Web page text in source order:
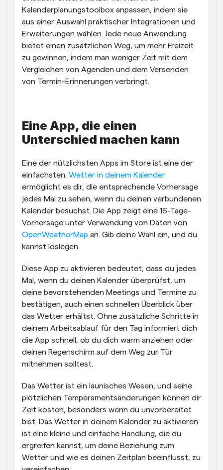
Kalenderplanungstoolbox anpassen, indem sie
aus einer Auswahl praktischer Integrationen und
Erweiterungen wählen. Jede neue Anwendung
bietet einen zusätzlichen Weg, um mehr Freizeit
zu gewinnen, indem man weniger Zeit mit dem
Vergleichen von Agenden und dem Versenden
von Termin-Erinnerungen verbringt.
Eine App, die einen
Unterschied machen kann
Eine der nützlichsten Apps im Store ist eine der
einfachsten. Wetter in deinem Kalender
ermöglicht es dir, die entsprechende Vorhersage
jedes Mal zu sehen, wenn du deinen verbundenen
Kalender besuchst. Die App zeigt eine 16-Tage-
OpenWeatherMap an. Gib deine Wahl ein, und du
kannst loslegen.
Diese App zu aktivieren bedeutet, dass du jedes
Mal, wenn du deinen Kalender überprüfst, um
deine bevorstehenden Meetings und Termine zu
bestätigen, auch einen schnellen Überblick über
das Wetter erhältst. Ohne zusätzliche Schritte in
deinem Arbeitsablauf für den Tag informiert dich
die App schnell, ob du dich warm anziehen oder
deinen Regenschirm auf dem Weg zur Tür
mitnehmen solltest.
Das Wetter ist ein launisches Wesen, und seine
plötzlichen Temperamentsänderungen können dir
Zeit kosten, besonders wenn du unvorbereitet
bist. Das Wetter in deinem Kalender zu aktivieren
ist eine kleine und einfache Handlung, die du
ergreifen kannst, um deine Beziehung zum
Wetter und wie es deinen Zeitplan beeinflusst, zu